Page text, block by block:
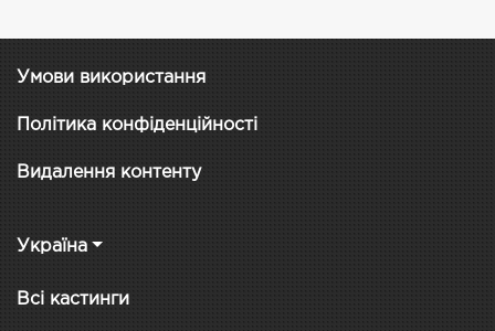
Умови використання
Політика конфіденційності
Видалення контенту
Україна
Всі кастинги